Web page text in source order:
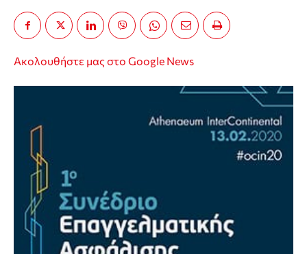
Ακολουθήστε μας στο Google News